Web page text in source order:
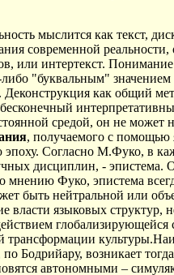
мыслится как текст,
современной
или интертекст.
"буквальным"
как общий
средой, он не может
, получаемого с помощью
Согласно М.Фуко, в
дисциплин, - эпистема.
Фуко, эпистема
быть нейтральной или
языковых структур,
Бодрийару, возникает
автономными –